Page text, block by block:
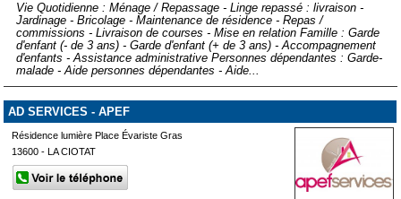
Vie Quotidienne : Ménage / Repassage - Linge repassé : livraison -
Jardinage - Bricolage - Maintenance de résidence - Repas /
commissions - Livraison de courses - Mise en relation Famille : Garde
d'enfant (- de 3 ans) - Garde d'enfant (+ de 3 ans) - Accompagnement
d'enfants - Assistance administrative Personnes dépendantes : Garde-
malade - Aide personnes dépendantes - Aide...
AD SERVICES - APEF
Résidence lumière Place Évariste Gras
13600 - LA CIOTAT